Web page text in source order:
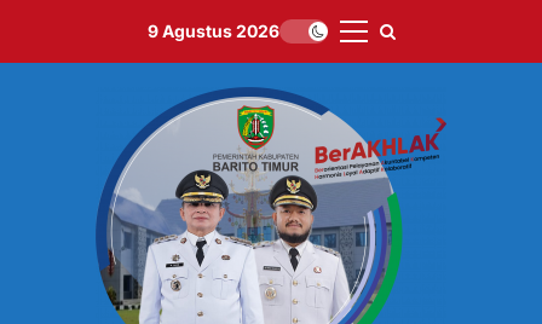
content
9 Agustus 2026
Primary